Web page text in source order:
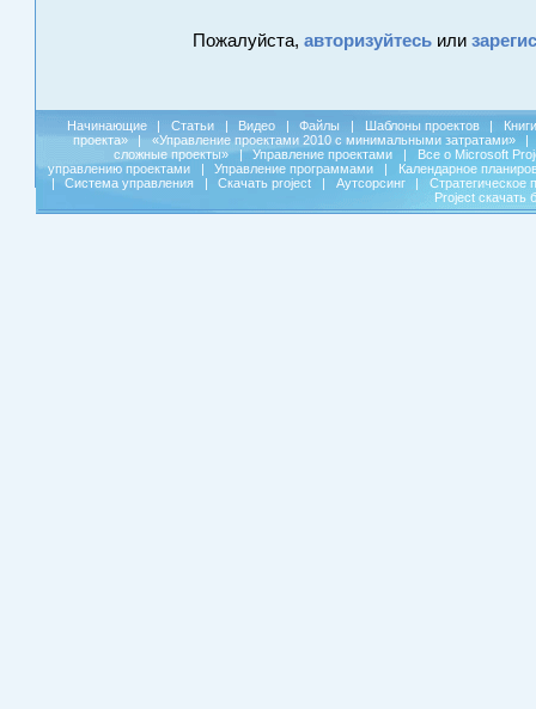
Пожалуйста, авторизуйтесьили
Начинающие | Статьи | Видео | Файлы | Шаблоны проектов |
Книги
проекта»
| «Управление проектами 2010 с минимальными затратами»
|
сложные проекты»
| Управление проектами |
Все о Microsoft
управлению проектами
| Управление программами |
Календарное
|
Система управления | Скачать project | Аутсорсинг |
Стратегическое
Project скачать